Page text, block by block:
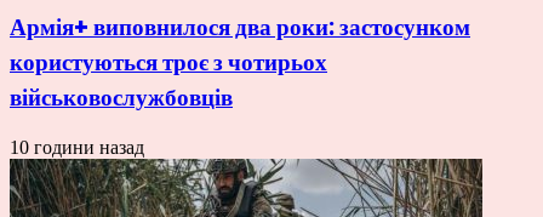
Армія+ виповнилося два роки: застосунком
користуються троє з чотирьох
військовослужбовців
10 години назад